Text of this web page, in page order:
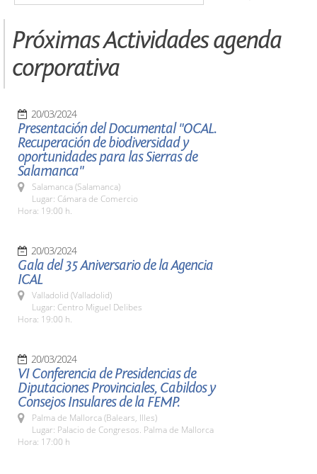
Próximas Actividades agenda
corporativa
20/03/2024
Presentación del Documental "OCAL.
Recuperación de biodiversidad y
oportunidades para las Sierras de
Salamanca"
Salamanca (Salamanca)
Lugar: Cámara de Comercio
Hora: 19:00 h.
20/03/2024
Gala del 35 Aniversario de la Agencia
ICAL
Valladolid (Valladolid)
Lugar: Centro Miguel Delibes
Hora: 19:00 h.
20/03/2024
VI Conferencia de Presidencias de
Diputaciones Provinciales, Cabildos y
Consejos Insulares de la FEMP.
Palma de Mallorca (Balears, Illes)
Lugar: Palacio de Congresos. Palma de Mallorca
Hora: 17:00 h